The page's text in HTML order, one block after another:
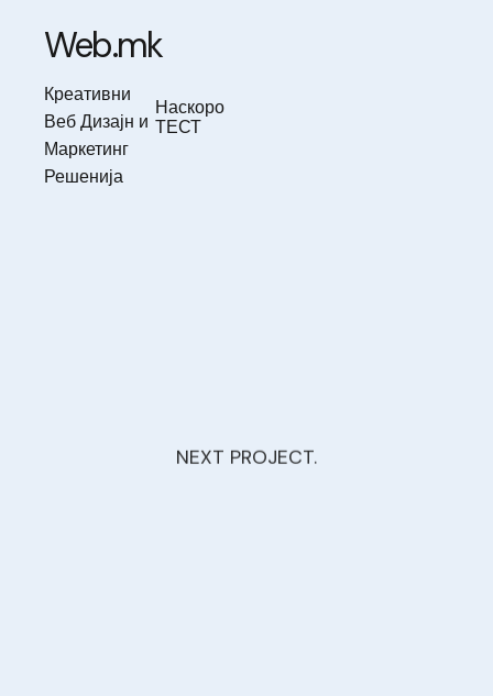
contentWeb.mk
Креативни
Веб Дизајн и
Маркетинг
Решенија
Наскоро
ТЕСТ
NEXT PROJECT.